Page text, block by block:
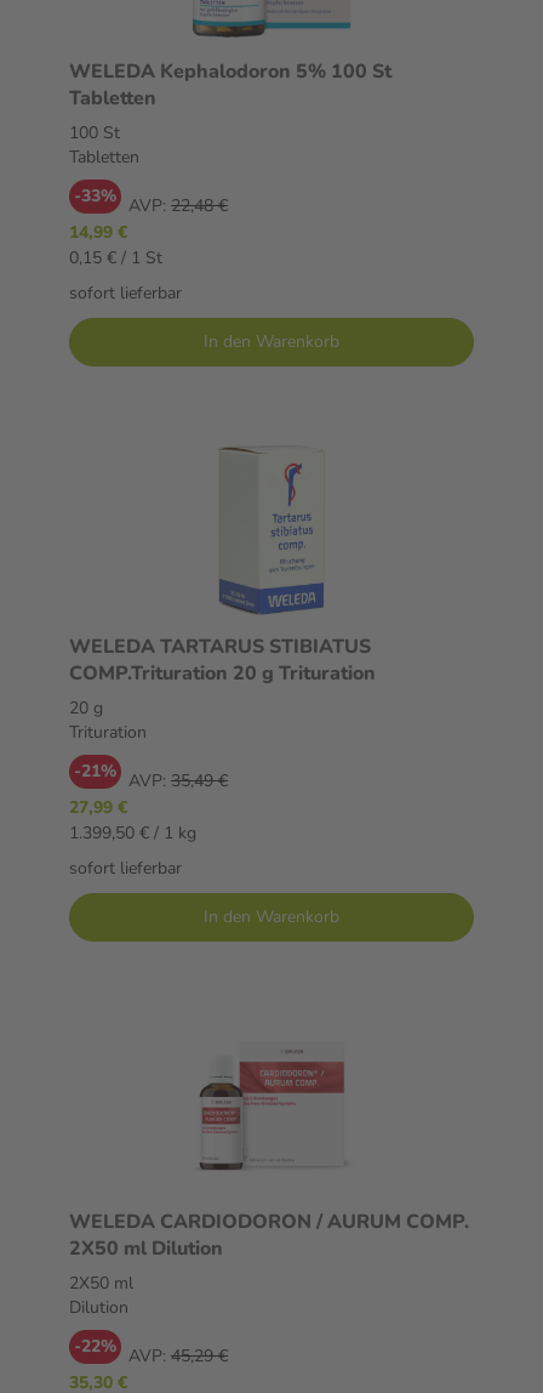
WELEDA Kephalodoron 5% 100 St
Tabletten
100 St
Tabletten
-33% AVP: 22,48 €
14,99 €
0,15 € / 1 St
sofort lieferbar
In den Warenkorb
WELEDA TARTARUS STIBIATUS
COMP.Trituration 20 g Trituration
20 g
Trituration
-21% AVP: 35,49 €
27,99 €
1.399,50 € / 1 kg
sofort lieferbar
In den Warenkorb
WELEDA CARDIODORON / AURUM COMP.
2X50 ml Dilution
2X50 ml
Dilution
-22% AVP: 45,29 €
35,30 €